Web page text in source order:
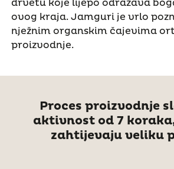
drvetu koje lijepo odražava
ovog kraja. Jamguri je vrlo
nježnim organskim čajevima
proizvodnje.
Proces proizvodnje
aktivnost od 7
zahtijevaju veliku